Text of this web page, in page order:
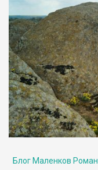
Блог Маленков Роман